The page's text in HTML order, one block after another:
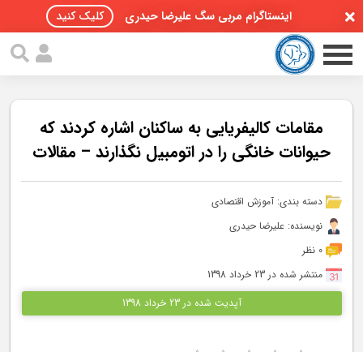
اینستاگرام مربی سگ علیرضا حیدری کلیک کنید
صفحه اصلی
مقالات سگ ها
پادکست سگ ها
سمینار تهران 96
مقامات کاليفريايی به ساکنان اشاره کردند که
حیوانات خانگی را در اتومبیل نگذارند – مقالات
دسته بندی:آموزش اقتصادی
نویسنده: علیرضا حیدری
0 نظر
منتشر شده در 23 خرداد 1398
آپدیت شده در 23 خرداد 1398